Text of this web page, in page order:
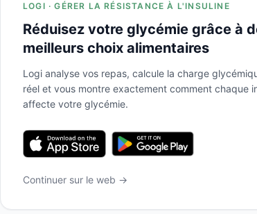
LOGI · GÉRER LA RÉSISTANCE À L'INSULINE
Réduisez votre glycémie grâce à
meilleurs choix alimentaires
Logi analyse vos repas, calcule la charge
réel et vous montre exactement comment chaque
affecte votre glycémie.
Continuer sur le web →